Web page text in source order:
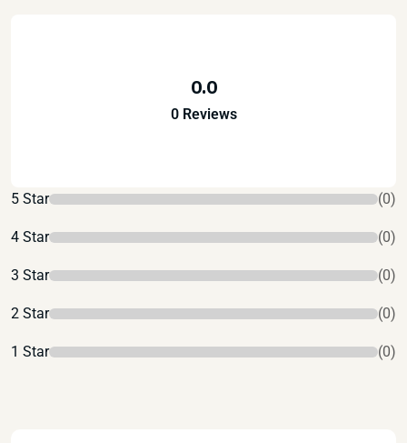
0.0
0 Reviews
5 Star (0)
4 Star (0)
3 Star (0)
2 Star (0)
1 Star (0)